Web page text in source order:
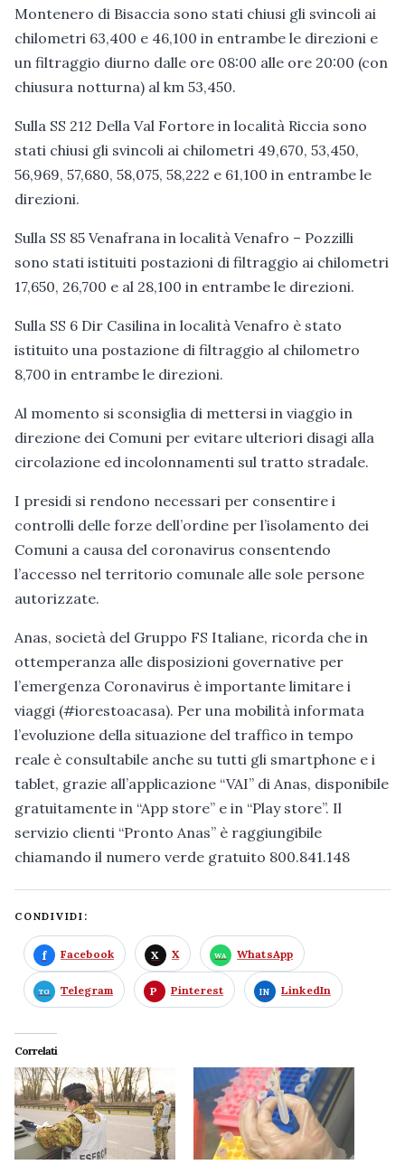
Montenero di Bisaccia sono stati chiusi gli svincoli ai
chilometri 63,400 e 46,100 in entrambe le direzioni e
un filtraggio diurno dalle ore 08:00 alle ore 20:00 (con
chiusura notturna) al km 53,450.
Sulla SS 212 Della Val Fortore in località Riccia sono
stati chiusi gli svincoli ai chilometri 49,670, 53,450,
56,969, 57,680, 58,075, 58,222 e 61,100 in entrambe le
direzioni.
Sulla SS 85 Venafrana in località Venafro – Pozzilli
sono stati istituiti postazioni di filtraggio ai chilometri
17,650, 26,700 e al 28,100 in entrambe le direzioni.
Sulla SS 6 Dir Casilina in località Venafro è stato
istituito una postazione di filtraggio al chilometro
8,700 in entrambe le direzioni.
Al momento si sconsiglia di mettersi in viaggio in
direzione dei Comuni per evitare ulteriori disagi alla
circolazione ed incolonnamenti sul tratto stradale.
I presidi si rendono necessari per consentire i
controlli delle forze dell’ordine per l’isolamento dei
Comuni a causa del coronavirus consentendo
l’accesso nel territorio comunale alle sole persone
autorizzate.
Anas, società del Gruppo FS Italiane, ricorda che in
ottemperanza alle disposizioni governative per
l’emergenza Coronavirus è importante limitare i
viaggi (#iorestoacasa). Per una mobilità informata
l’evoluzione della situazione del traffico in tempo
reale è consultabile anche su tutti gli smartphone e i
tablet, grazie all’applicazione “VAI” di Anas, disponibile
gratuitamente in “App store” e in “Play store”. Il
servizio clienti “Pronto Anas” è raggiungibile
chiamando il numero verde gratuito 800.841.148
CONDIVIDI:
Facebook X WhatsApp
Telegram Pinterest LinkedIn
Correlati